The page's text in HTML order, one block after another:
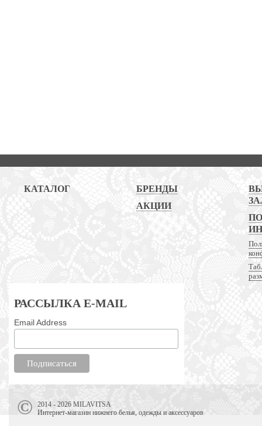
КАТАЛОГ
БРЕНДЫ
АКЦИИ
РАССЫЛКА E-MAIL
Email Address
2014 - 2026 MILAVITSA
Интернет-магазин нижнего белья, одежды и аксессуаров